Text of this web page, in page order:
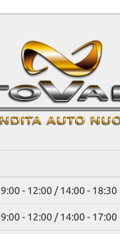
9:00 - 12:00 / 14:00 - 18:30
9:00 - 12:00 / 14:00 - 17:00